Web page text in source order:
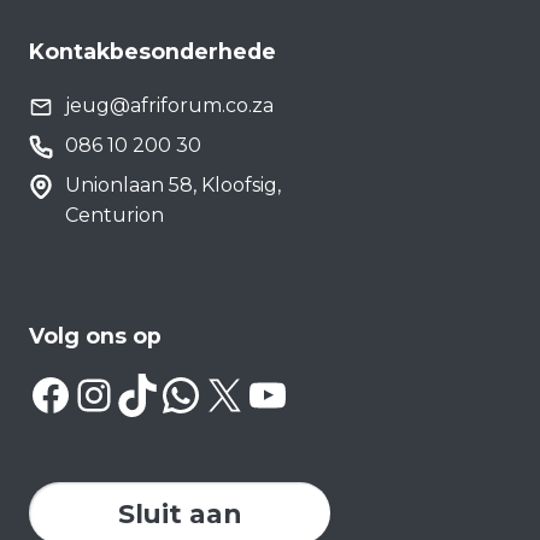
Kontakbesonderhede
jeug@afriforum.co.za
086 10 200 30
Unionlaan 58, Kloofsig,
Centurion
Volg ons op
Facebook
Instagram
TikTok
WhatsApp
X YouTube
Sluit aan